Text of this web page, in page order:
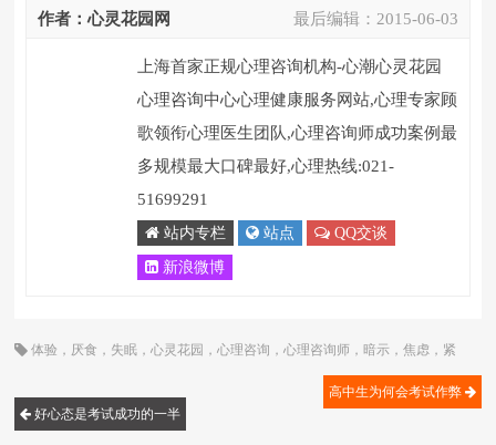
最后编辑： 2015-06-03
作者：心灵花园网
上海首家正规心理咨询机构-心潮心灵花园
心理咨询中心心理健康服务网站,心理专家顾
歌领衔心理医生团队,心理咨询师成功案例最
多规模最大口碑最好,心理热线:021-
51699291
站内专栏 站点 QQ交谈
新浪微博
体验 ， 厌食 ， 失眠 ，心灵花园 ，心理咨询 ，心理咨询师 ， 暗示 ，焦虑 ， 紧
好心态是考试成功的一半
高中生为何会考试作弊